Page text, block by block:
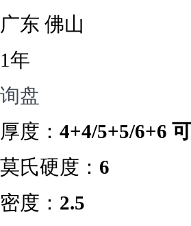
广东 佛山
1年
询盘
厚度： 4+4/5+5/6+6
莫氏硬度： 6
密度： 2.5